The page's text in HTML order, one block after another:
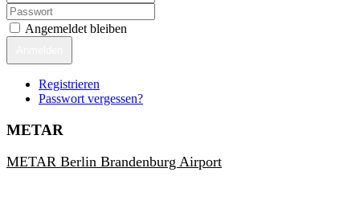
Angemeldet bleiben
Registrieren
Passwort vergessen?
METAR
METAR Berlin Brandenburg Airport